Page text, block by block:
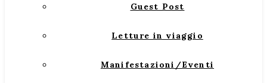
Guest Post
Letture in viaggio
Manifestazioni/Eventi